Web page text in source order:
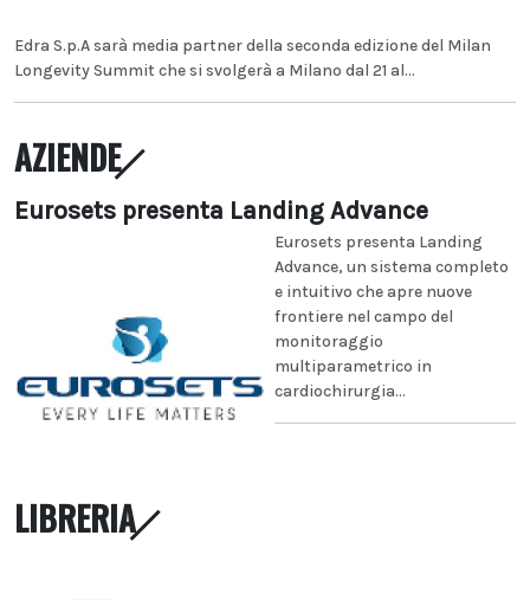
Edra S.p.A sarà media partner della seconda edizione del Milan
Longevity Summit che si svolgerà a Milano dal 21 al...
AZIENDE
Eurosets presenta Landing Advance
Eurosets presenta Landing
Advance, un sistema completo
e intuitivo che apre nuove
frontiere nel campo del
monitoraggio
multiparametrico in
cardiochirurgia...
LIBRERIA